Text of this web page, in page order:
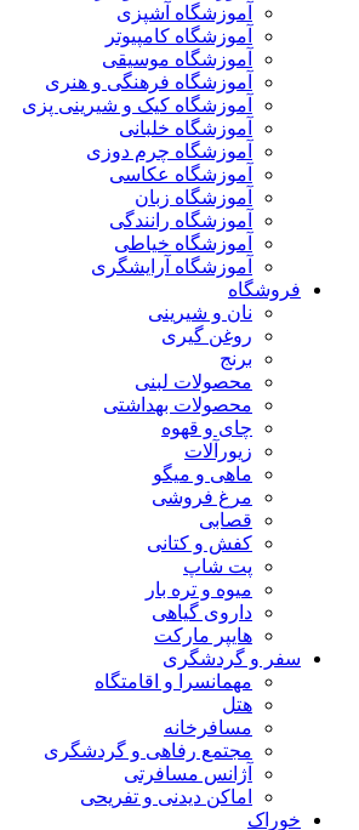
آموزشگاه آشپزی
آموزشگاه کامپیوتر
آموزشگاه موسیقی
آموزشگاه فرهنگی و هنری
آموزشگاه کیک و شیرینی پزی
آموزشگاه خلبانی
آموزشگاه چرم دوزی
آموزشگاه عکاسی
آموزشگاه زبان
آموزشگاه رانندگی
آموزشگاه خیاطی
آموزشگاه آرایشگری
فروشگاه
نان و شیرینی
روغن گیری
برنج
محصولات لبنی
محصولات بهداشتی
چای و قهوه
زیورآلات
ماهی و میگو
مرغ فروشی
قصابی
کفش و کتانی
پت شاپ
میوه و تره بار
داروی گیاهی
هایپر مارکت
سفر و گردشگری
مهمانسرا و اقامتگاه
هتل
مسافرخانه
مجتمع رفاهی و گردشگری
آژانس مسافرتی
اماکن دیدنی و تفریحی
خوراک